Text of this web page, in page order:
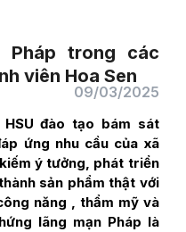
Pháp trong các
viên Hoa Sen
09/03/2025
HSU đào tạo bám sát
ứng nhu cầu của xã
ý tưởng, phát triển
sản phẩm thật với
năng , thẩm mỹ và
lãng mạn Pháp là